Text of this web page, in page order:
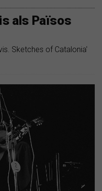
als Països
Sketches of Catalonia'